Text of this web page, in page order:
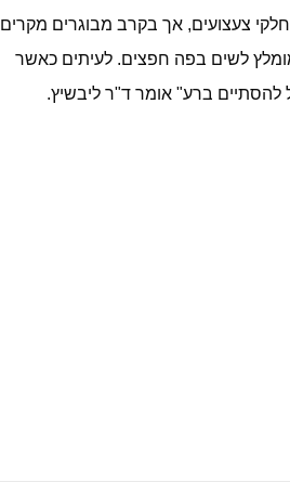
צעצועים, אך בקרב מבוגרים מקרים
מומלץ לשים בפה חפצים. לעיתים כאשר
להסתיים ברע" אומר ד"ר ליבשיץ.